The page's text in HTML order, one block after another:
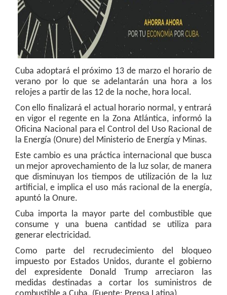
Cuba adoptará el próximo 13 de marzo el horario de
verano por lo que se adelantarán una hora a los
relojes a partir de las 12 de la noche, hora local.
Con ello finalizará el actual horario normal, y entrará
en vigor el regente en la Zona Atlántica, informó la
Oficina Nacional para el Control del Uso Racional de
la Energía (Onure) del Ministerio de Energía y Minas.
Este cambio es una práctica internacional que busca
un mejor aprovechamiento de la luz solar, de manera
que disminuyan los tiempos de utilización de la luz
artificial, e implica el uso más racional de la energía,
apuntó la Onure.
Cuba importa la mayor parte del combustible que
consume y una buena cantidad se utiliza para
generar electricidad.
Como parte del recrudecimiento del bloqueo
impuesto por Estados Unidos, durante el gobierno
del expresidente Donald Trump arreciaron las
medidas destinadas a cortar los suministros de